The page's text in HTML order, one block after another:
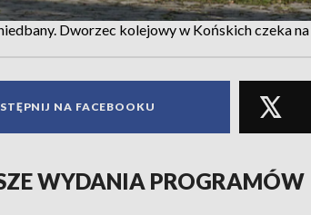
Dworzec kolejowy w Końskich czeka
NA FACEBOOKU
WYDANIA PROGRAMÓW